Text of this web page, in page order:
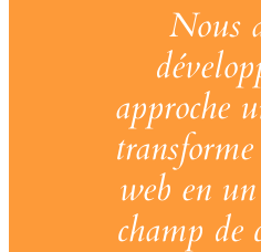
Nous
approche
web en
champ de